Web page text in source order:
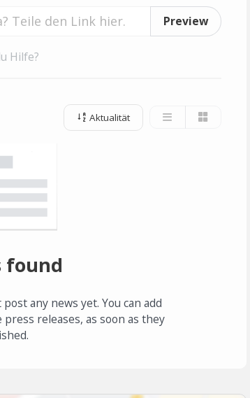
Preview
Hilfe?
Aktualität
found
any news yet. You can add
releases, as soon as they